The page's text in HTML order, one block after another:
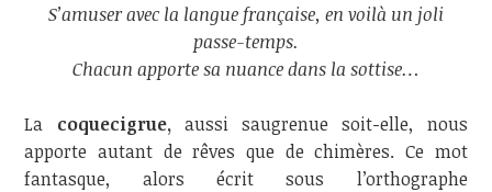
S’amuser avec la langue française, en voilà un joli
passe-temps.
Chacun apporte sa nuance dans la sottise…
La coquecigrue, aussi saugrenue soit-elle, nous
apporte autant de rêves que de chimères. Ce mot
fantasque, alors écrit sous l’orthographe